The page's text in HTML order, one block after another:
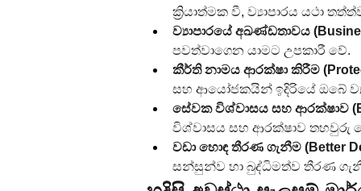
ක්‍රියාත්මක වී, ව්‍යාපාරය යථා
ව්‍යාපාරයේ අඛණ්ඩතාවය
පවත්වාගෙන යාමට උපකාරී වේ.
කීර්ති නාමය ආරක්ෂා කිරීම
සහ ආයෝජකයින් ඉදිරියේ ඔබේ
සේවක විශ්වාසය සහ ආරක්ෂාව
විශ්වාසය සහ ආරක්ෂාව තහවුරු
වඩා හොඳ තීරණ ගැනීම (Better
සන්සුන්ව හා බුද්ධිමත්ව තීරණ